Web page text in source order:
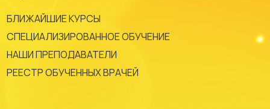
БЛИЖАЙШИЕ КУРСЫ
СПЕЦИАЛИЗИРОВАННОЕ ОБУЧЕНИЕ
НАШИ ПРЕПОДАВАТЕЛИ
РЕЕСТР ОБУЧЕННЫХ ВРАЧЕЙ